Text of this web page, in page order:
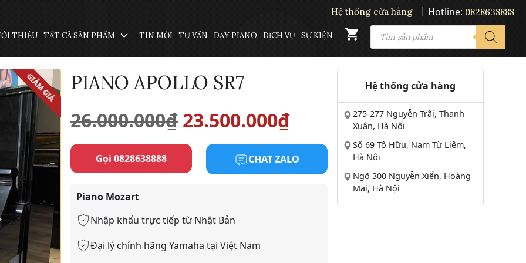
THIỆU TẤT CẢ SẢN PHẨM TIN MỚI TƯ VẤN DẠY PIANO DỊCH VỤ SỰ KIỆN
PRODUCTS
SEARCH
Hệ thống cửa hàng Hotline: 0828638888
GIẢM GIÁ PIANO APOLLO SR7
26.000.000₫ Giá
gốc
là:
23.500.000₫Giá
hiện
tại
Gọi 0828638888 CHAT ZALO
Piano Mozart
Nhập khẩu trực tiếp từ Nhật Bản
Đại lý chính hãng Yamaha tại Việt Nam
Hệ thống cửa hàng
275-277 Nguyễn Trãi, Thanh
Xuân, Hà Nội
Số 69 Tố Hữu, Nam Từ Liêm,
Hà Nội
Ngõ 300 Nguyễn Xiển, Hoàng
Mai, Hà Nội